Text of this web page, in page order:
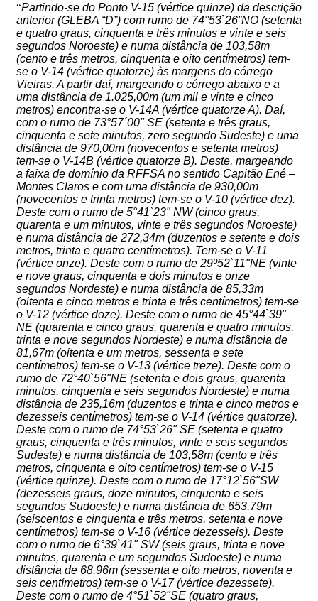
“Partindo-se do Ponto V-15 (vértice quinze) da descrição
anterior (GLEBA “D”) com rumo de 74°53`26”NO (setenta
e quatro graus, cinquenta e três minutos e vinte e seis
segundos Noroeste) e numa distância de 103,58m
(cento e três metros, cinquenta e oito centímetros) tem-
se o V-14 (vértice quatorze) às margens do córrego
Vieiras. A partir daí, margeando o córrego abaixo e a
uma distância de 1.025,00m (um mil e vinte e cinco
metros) encontra-se o V-14A (vértice quatorze A). Daí,
com o rumo de 73°57´00" SE (setenta e três graus,
cinquenta e sete minutos, zero segundo Sudeste) e uma
distância de 970,00m (novecentos e setenta metros)
tem-se o V-14B (vértice quatorze B). Deste, margeando
a faixa de domínio da RFFSA no sentido Capitão Ené –
Montes Claros e com uma distância de 930,00m
(novecentos e trinta metros) tem-se o V-10 (vértice dez).
Deste com o rumo de 5°41`23" NW (cinco graus,
quarenta e um minutos, vinte e três segundos Noroeste)
e numa distância de 272,34m (duzentos e setente e dois
metros, trinta e quatro centímetros). Tem-se o V-11
(vértice onze). Deste com o rumo de 29º52`11"NE (vinte
e nove graus, cinquenta e dois minutos e onze
segundos Nordeste) e numa distância de 85,33m
(oitenta e cinco metros e trinta e três centímetros) tem-se
o V-12 (vértice doze). Deste com o rumo de 45°44`39"
NE (quarenta e cinco graus, quarenta e quatro minutos,
trinta e nove segundos Nordeste) e numa distância de
81,67m (oitenta e um metros, sessenta e sete
centímetros) tem-se o V-13 (vértice treze). Deste com o
rumo de 72°40`56"NE (setenta e dois graus, quarenta
minutos, cinquenta e seis segundos Nordeste) e numa
distância de 235,16m (duzentos e trinta e cinco metros e
dezesseis centímetros) tem-se o V-14 (vértice quatorze).
Deste com o rumo de 74°53`26" SE (setenta e quatro
graus, cinquenta e três minutos, vinte e seis segundos
Sudeste) e numa distância de 103,58m (cento e três
metros, cinquenta e oito centímetros) tem-se o V-15
(vértice quinze). Deste com o rumo de 17°12`56"SW
(dezesseis graus, doze minutos, cinquenta e seis
segundos Sudoeste) e numa distância de 653,79m
(seiscentos e cinquenta e três metros, setenta e nove
centímetros) tem-se o V-16 (vértice dezesseis). Deste
com o rumo de 6°39`41" SW (seis graus, trinta e nove
minutos, quarenta e um segundos Sudoeste) e numa
distância de 68,96m (sessenta e oito metros, noventa e
seis centímetros) tem-se o V-17 (vértice dezessete).
Deste com o rumo de 4°51`52"SE (quatro graus,